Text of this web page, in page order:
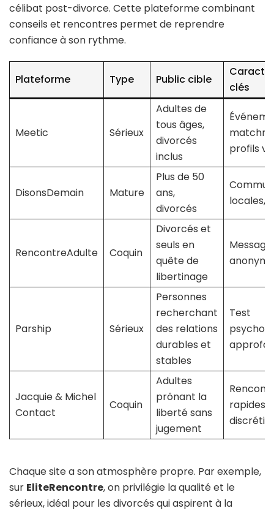
célibat post-divorce. Cette plateforme combinant
conseils et rencontres permet de reprendre
confiance à son rythme.
Plateforme Type Public cible
clés
Meetic Sérieux
Adultes de
tous âges,
divorcés
inclus
profils
DisonsDemain Mature
Plus de 50
ans,
divorcés
locales,
RencontreAdulte Coquin
Divorcés et
seuls en
quête de
libertinage
Parship Sérieux
Personnes
recherchant
des relations
durables et
stables
Test
Jacquie & Michel
Contact
Coquin
Adultes
prônant la
liberté sans
jugement
rapides,
Chaque site a son atmosphère propre. Par exemple,
sur EliteRencontre, on privilégie la qualité et le
sérieux, idéal pour les divorcés qui aspirent à la